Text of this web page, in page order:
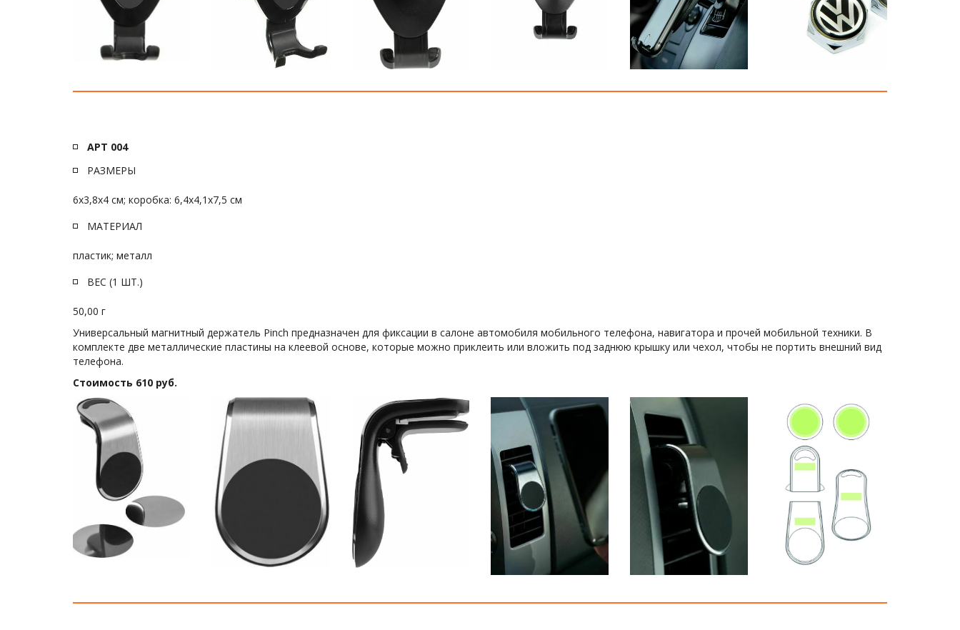
АРТ 004
РАЗМЕРЫ
6х3,8х4 см; коробка: 6,4х4,1х7,5 см
МАТЕРИАЛ
пластик; металл
ВЕС (1 ШТ.)
50,00 г
Универсальный магнитный держатель Pinch предназначен для фиксации в салоне автомобиля мобильного телефона, навигатора и прочей мобильной техники. В
комплекте две металлические пластины на клеевой основе, которые можно приклеить или вложить под заднюю крышку или чехол, чтобы не портить внешний вид
телефона.
Стоимость 610 руб.